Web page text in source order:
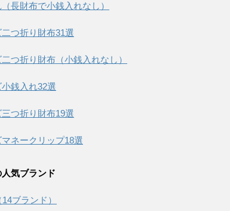
長財布で小銭入れなし）
二つ折り財布31選
二つ折り財布（小銭入れなし）
小銭入れ32選
三つ折り財布19選
マネークリップ18選
気ブランド
ブランド）